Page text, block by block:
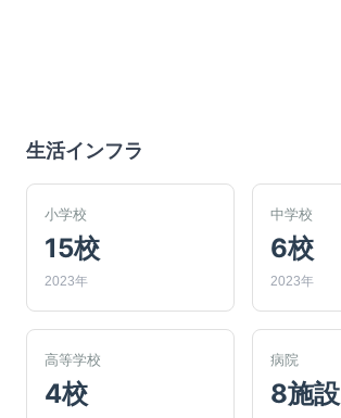
生活インフラ
小学校
15校
2023年
中学校
6校
2023年
高等学校
4校
病院
8施設